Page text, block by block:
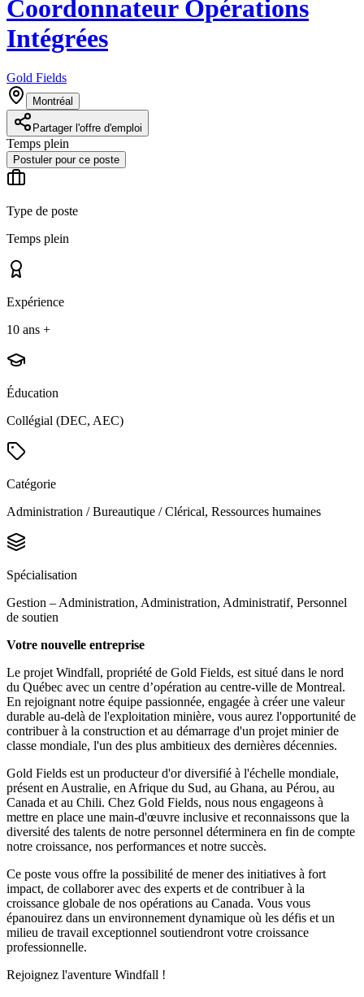
Coordonnateur Opérations
Intégrées
Gold Fields
Montréal
Partager l'offre d'emploi
Temps plein
Postuler pour ce poste
Type de poste
Temps plein
Expérience
10 ans +
Éducation
Collégial (DEC, AEC)
Catégorie
Administration / Bureautique / Clérical, Ressources humaines
Spécialisation
Gestion – Administration, Administration, Administratif, Personnel
de soutien
Votre nouvelle entreprise
Le projet Windfall, propriété de Gold Fields, est situé dans le nord
du Québec avec un centre d’opération au centre-ville de Montreal.
En rejoignant notre équipe passionnée, engagée à créer une valeur
durable au-delà de l'exploitation minière, vous aurez l'opportunité de
contribuer à la construction et au démarrage d'un projet minier de
classe mondiale, l'un des plus ambitieux des dernières décennies.
Gold Fields est un producteur d'or diversifié à l'échelle mondiale,
présent en Australie, en Afrique du Sud, au Ghana, au Pérou, au
Canada et au Chili. Chez Gold Fields, nous nous engageons à
mettre en place une main-d'œuvre inclusive et reconnaissons que la
diversité des talents de notre personnel déterminera en fin de compte
notre croissance, nos performances et notre succès.
Ce poste vous offre la possibilité de mener des initiatives à fort
impact, de collaborer avec des experts et de contribuer à la
croissance globale de nos opérations au Canada. Vous vous
épanouirez dans un environnement dynamique où les défis et un
milieu de travail exceptionnel soutiendront votre croissance
professionnelle.
Rejoignez l'aventure Windfall !